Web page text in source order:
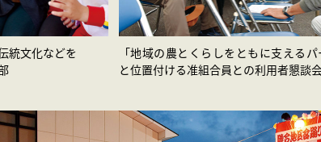
統文化などを
「地域の農とくらしをともに支えるパ
と位置付ける准組合員との利用者懇談